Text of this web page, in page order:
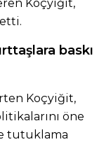
Koçyiğit,
baskı
Koçyiğit,
öne
tutuklama